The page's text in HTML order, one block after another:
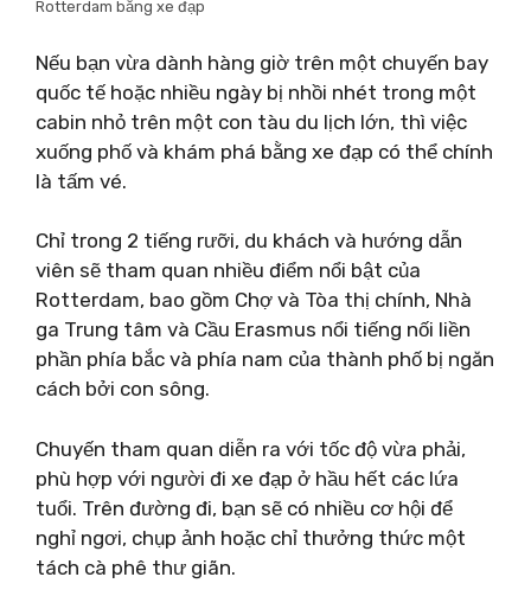
Rotterdam bằng xe đạp
Nếu bạn vừa dành hàng giờ trên một chuyến bay
quốc tế hoặc nhiều ngày bị nhồi nhét trong một
cabin nhỏ trên một con tàu du lịch lớn, thì việc
xuống phố và khám phá bằng xe đạp có thể chính
là tấm vé.
Chỉ trong 2 tiếng rưỡi, du khách và hướng dẫn
viên sẽ tham quan nhiều điểm nổi bật của
Rotterdam, bao gồm Chợ và Tòa thị chính, Nhà
ga Trung tâm và Cầu Erasmus nổi tiếng nối liền
phần phía bắc và phía nam của thành phố bị ngăn
cách bởi con sông.
Chuyến tham quan diễn ra với tốc độ vừa phải,
phù hợp với người đi xe đạp ở hầu hết các lứa
tuổi. Trên đường đi, bạn sẽ có nhiều cơ hội để
nghỉ ngơi, chụp ảnh hoặc chỉ thưởng thức một
tách cà phê thư giãn.